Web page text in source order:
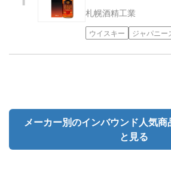
札幌酒精工業
ウイスキー ジャパニー
メーカー別のインバウンド人気
と見る